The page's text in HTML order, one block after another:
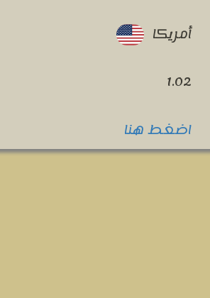
أمريكا
1.02
اضغط هنا